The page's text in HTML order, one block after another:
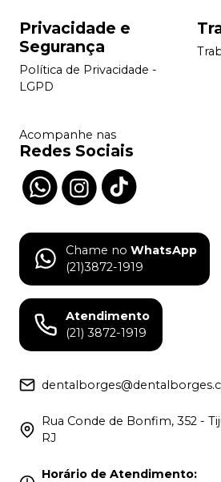
Privacidade e
Segurança
Política de Privacidade -
LGPD
Acompanhe nas
Redes Sociais
Chame no WhatsApp
(21)3872-1919
Atendimento
(21) 3872-1919
Rua Conde de Bonfim, 352 -
RJ
Horário de Atendimento: